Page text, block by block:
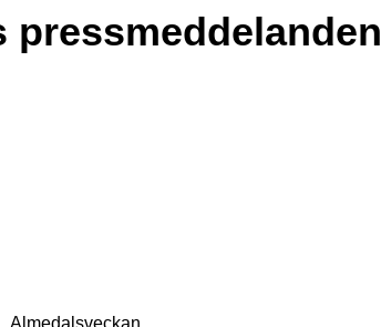
pressmeddelanden
Almedalsveckan